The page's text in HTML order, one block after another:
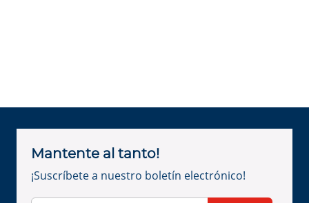
Mantente al tanto!
¡Suscríbete a nuestro boletín electrónico!